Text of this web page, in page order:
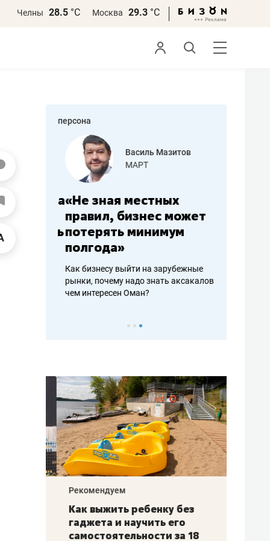
Челны 28.5 °С Москва 29.3 °С
персона
работа
Василь Мазитов
МАРТ
«Не зная местных
правил, бизнес может
потерять минимум
полгода»
Как бизнесу выйти на зарубежные
рынки, почему надо знать аксакалов и
чем интересен Оман?
–
Рекомендуем
Как выжить ребенку без
гаджета и научить его
самостоятельности за 18